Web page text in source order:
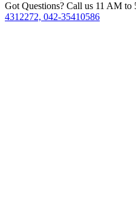
Got Questions? Call us 11 AM
4312272, 042-35410586